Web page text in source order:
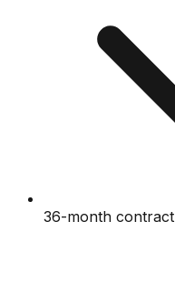
36-month contract